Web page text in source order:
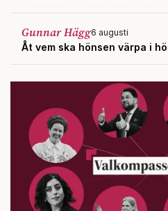
Gunnar Hägg6 augusti
Åt vem ska hönsen värpa i